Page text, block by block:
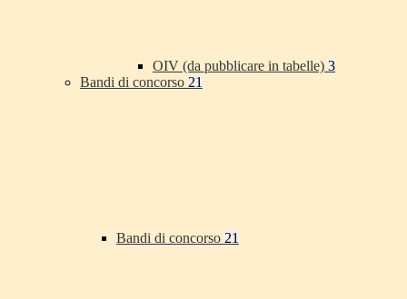
OIV (da pubblicare in tabelle) 3
Bandi di concorso 21
Bandi di concorso 21